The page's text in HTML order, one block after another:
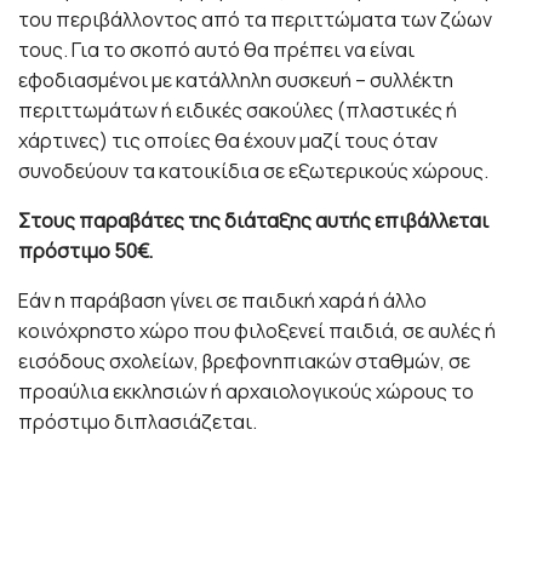
του περιβάλλοντος από τα περιττώματα των ζώων
τους. Για το σκοπό αυτό θα πρέπει να είναι
εφοδιασμένοι με κατάλληλη συσκευή – συλλέκτη
περιττωμάτων ή ειδικές σακούλες (πλαστικές ή
χάρτινες) τις οποίες θα έχουν μαζί τους όταν
συνοδεύουν τα κατοικίδια σε εξωτερικούς χώρους.
Στους παραβάτες της διάταξης αυτής επιβάλλεται
πρόστιμο 50€.
Εάν η παράβαση γίνει σε παιδική χαρά ή άλλο
κοινόχρηστο χώρο που φιλοξενεί παιδιά, σε αυλές ή
εισόδους σχολείων, βρεφονηπιακών σταθμών, σε
προαύλια εκκλησιών ή αρχαιολογικούς χώρους το
πρόστιμο διπλασιάζεται.